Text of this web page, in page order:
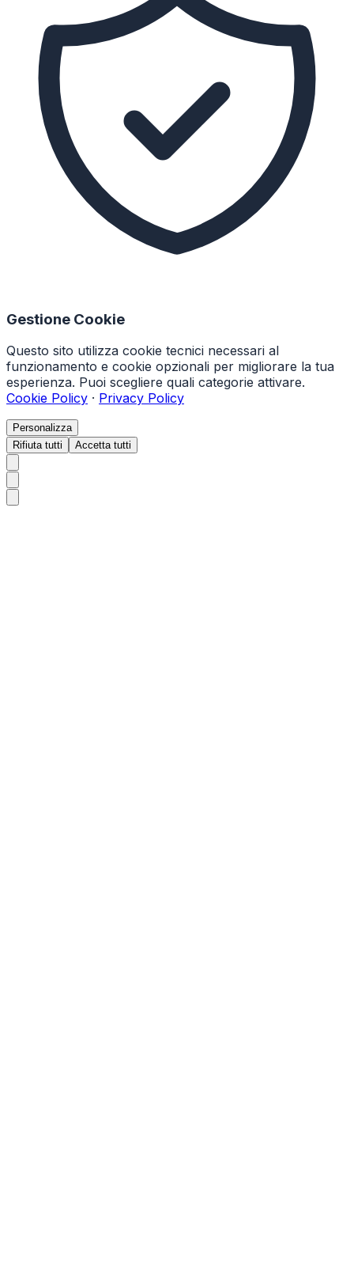
Gestione Cookie
Questo sito utilizza cookie tecnici necessari al
funzionamento e cookie opzionali per migliorare la tua
esperienza. Puoi scegliere quali categorie attivare.
Cookie Policy · Privacy Policy
Personalizza
Rifiuta tutti
Accetta tutti